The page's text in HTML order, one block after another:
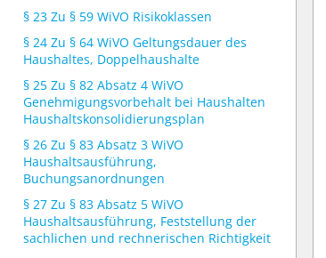
§ 23 Zu § 59 WiVO Risikoklassen
§ 24 Zu § 64 WiVO Geltungsdauer des
Haushaltes, Doppelhaushalte
§ 25 Zu § 82 Absatz 4 WiVO
Genehmigungsvorbehalt bei Haushalten
Haushaltskonsolidierungsplan
§ 26 Zu § 83 Absatz 3 WiVO
Haushaltsausführung,
Buchungsanordnungen
§ 27 Zu § 83 Absatz 5 WiVO
Haushaltsausführung, Feststellung der
sachlichen und rechnerischen Richtigkeit